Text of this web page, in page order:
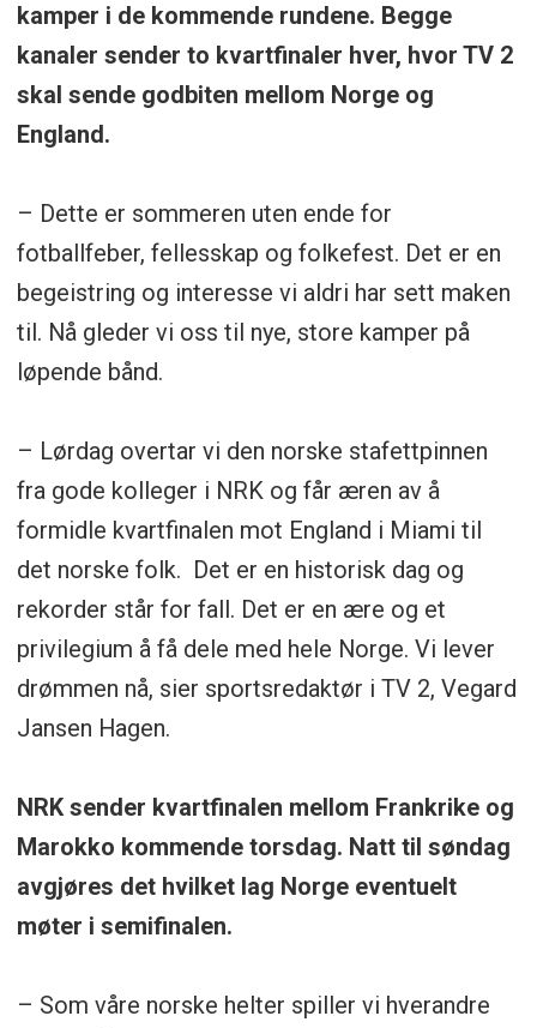
kamper i de kommende rundene. Begge
kanaler sender to kvartfinaler hver, hvor TV 2
skal sende godbiten mellom Norge og
England.
– Dette er sommeren uten ende for
fotballfeber, fellesskap og folkefest. Det er en
begeistring og interesse vi aldri har sett maken
til. Nå gleder vi oss til nye, store kamper på
løpende bånd.
– Lørdag overtar vi den norske stafettpinnen
fra gode kolleger i NRK og får æren av å
formidle kvartfinalen mot England i Miami til
det norske folk. Det er en historisk dag og
rekorder står for fall. Det er en ære og et
privilegium å få dele med hele Norge. Vi lever
drømmen nå, sier sportsredaktør i TV 2, Vegard
Jansen Hagen.
NRK sender kvartfinalen mellom Frankrike og
Marokko kommende torsdag. Natt til søndag
avgjøres det hvilket lag Norge eventuelt
møter i semifinalen.
– Som våre norske helter spiller vi hverandre